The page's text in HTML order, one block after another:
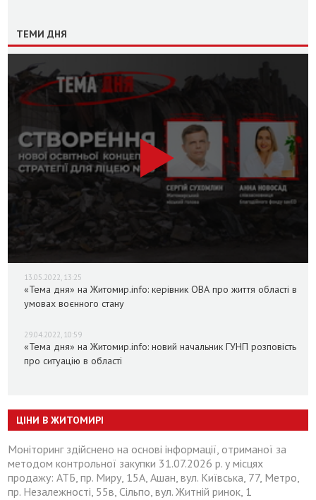
ТЕМИ ДНЯ
13.05.2022, 13:25
«Тема дня» на Житомир.info: керівник ОВА про життя області в
умовах воєнного стану
29.04.2022, 10:59
«Тема дня» на Житомир.info: новий начальник ГУНП розповість
про ситуацію в області
ЦІНИ В ЖИТОМИРІ
Моніторинг здійснено на основі інформації, отриманої за
методом контрольної закупки 31.07.2026 р. у місцях
продажу: АТБ, пр. Миру, 15А, Ашан, вул. Київська, 77, Метро,
пр. Незалежності, 55в, Сільпо, вул. Житній ринок, 1